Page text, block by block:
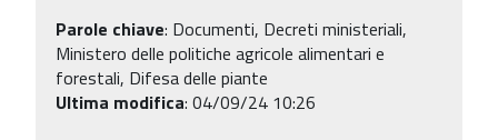
Parole chiave: Documenti, Decreti ministeriali,
Ministero delle politiche agricole alimentari e
forestali, Difesa delle piante
Ultima modifica: 04/09/24 10:26